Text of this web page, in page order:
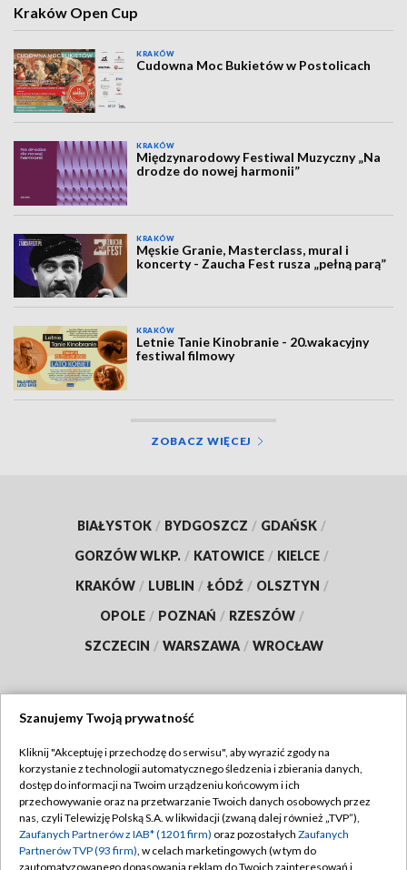
Kraków Open Cup
KRAKÓW
Cudowna Moc Bukietów w Postolicach
KRAKÓW
Międzynarodowy Festiwal Muzyczny „Na
drodze do nowej harmonii”
KRAKÓW
Męskie Granie, Masterclass, mural i
koncerty - Zaucha Fest rusza „pełną parą”
KRAKÓW
Letnie Tanie Kinobranie - 20.wakacyjny
festiwal filmowy
ZOBACZ WIĘCEJ
BIAŁYSTOK / BYDGOSZCZ / GDAŃSK /
GORZÓW WLKP. / KATOWICE / KIELCE /
KRAKÓW / LUBLIN / ŁÓDŹ / OLSZTYN /
OPOLE / POZNAŃ / RZESZÓW /
SZCZECIN / WARSZAWA / WROCŁAW
TVP
Abonament TVP
Emisja w TVP
Centrum informacji TVP
Regulamin TVP
Polityka prywatności
Moje zgody
Szanujemy Twoją prywatność
Kliknij "Akceptuję i przechodzę do serwisu", aby wyrazić zgody na
korzystanie z technologii automatycznego śledzenia i zbierania danych,
dostęp do informacji na Twoim urządzeniu końcowym i ich
przechowywanie oraz na przetwarzanie Twoich danych osobowych przez
nas, czyli Telewizję Polską S.A. w likwidacji (zwaną dalej również „TVP”),
Zaufanych Partnerów z IAB* (1201 firm) oraz pozostałych Zaufanych
Partnerów TVP (93 firm), w celach marketingowych (w tym do
zautomatyzowanego dopasowania reklam do Twoich zainteresowań i